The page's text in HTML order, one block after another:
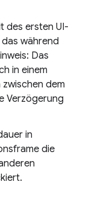
des ersten UI-
während
Das
in einem
dem
Verzögerung
in
die